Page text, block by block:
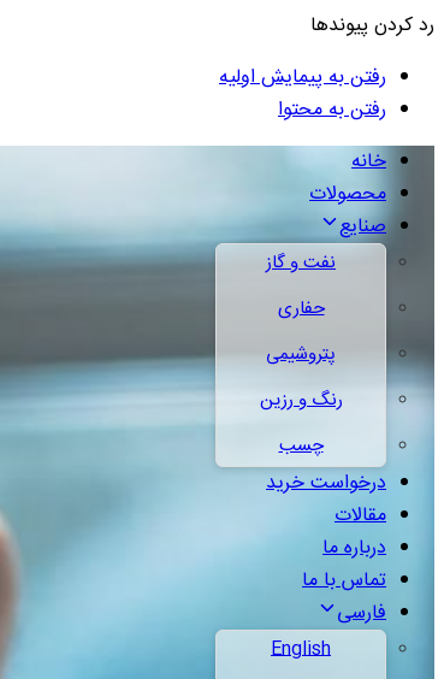
رد کردن پیوندها
رفتن به پیمایش اولیه
رفتن به محتوا
خانه
محصولات
صنایع
نفت و گاز
حفاری
پتروشیمی
رنگ و رزین
چسب
درخواست خرید
مقالات
درباره ما
تماس با ما
فارسی
English